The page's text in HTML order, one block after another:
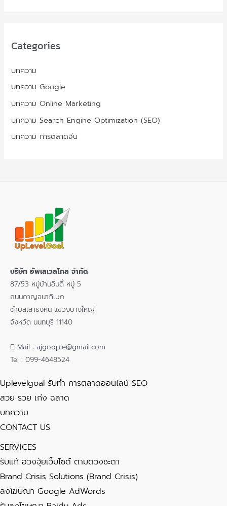
Categories
บทความ
บทความ Google
บทความ Online Marketing
บทความ Search Engine Optimization (SEO)
บทความ การตลาดจีน
บริษัท อัพเลเวลโกล จำกัด
87/53 หมู่บ้านอินดี้ หมู่ 5
ถนนกาญจนาภิเษก
ตำบลเสาธงหิน แขวงบางใหญ่
จังหวัด นนทบุรี 11140
E-Mail : ajgoople@gmail.com
Tel : 099-4648524
Uplevelgoal รับทำ การตลาดออนไลน์ SEO
สวย รวย เก่ง ฉลาด
บทความ
CONTACT US
SERVICES
รับแก้ ฮวงจุ้ยเว็บไซต์ ตามดวงชะตา
Brand Crisis Solutions (Brand Crisis)
ลงโฆษณา Google AdWords